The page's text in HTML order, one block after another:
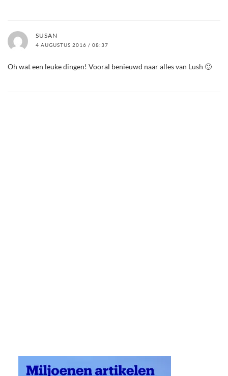
SUSAN
4 AUGUSTUS 2016 / 08:37
Oh wat een leuke dingen! Vooral benieuwd naar alles van Lush 🙂